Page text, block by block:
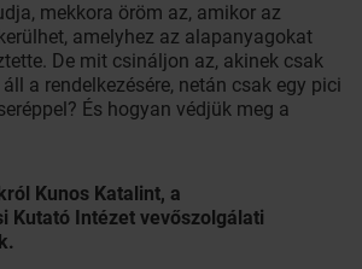
mekkora öröm az, amikor az
amelyhez az alapanyagokat
De mit csináljon az, akinek csak
a rendelkezésére, netán csak egy pici
És hogyan védjük meg a
Kunos Katalint, a
Kutató Intézet vevőszolgálati